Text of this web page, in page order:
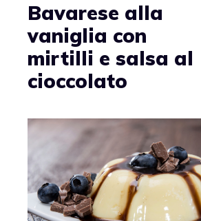
Bavarese alla
vaniglia con
mirtilli e salsa al
cioccolato